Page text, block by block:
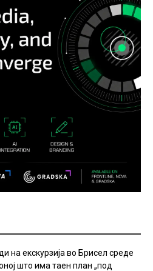
на екскурзија во Брисел среде
што има таен план „под